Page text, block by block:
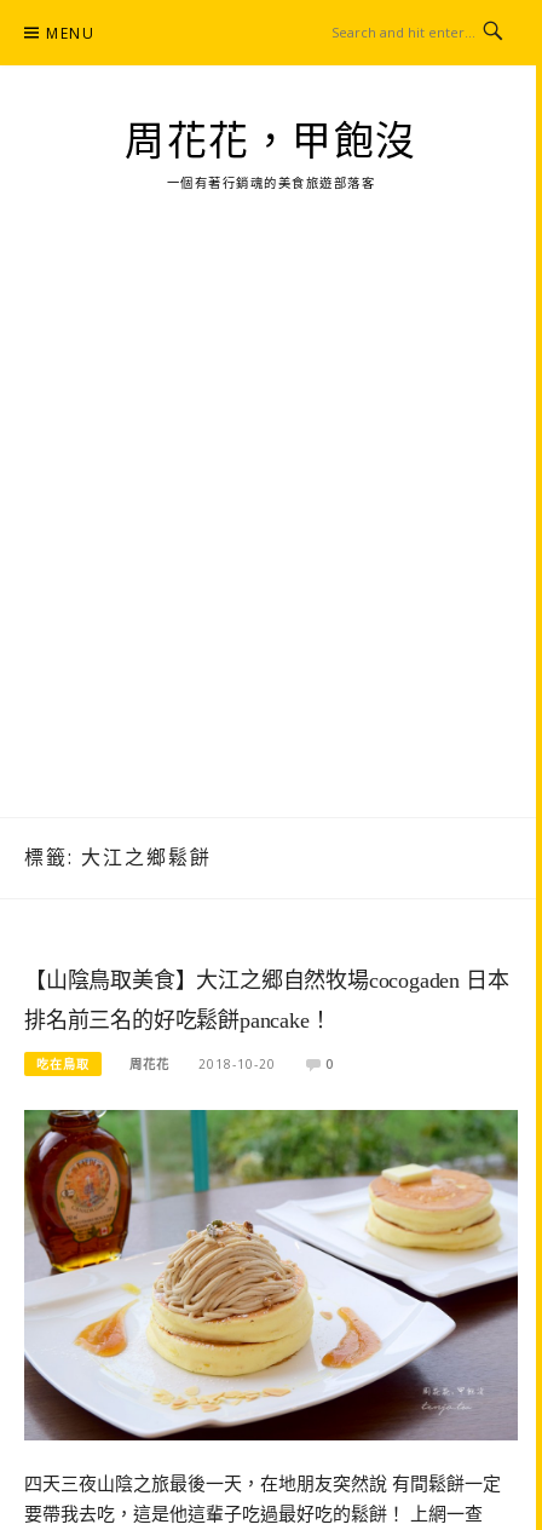
content
MENU
周花花，甲飽沒
一個有著行銷魂的美食旅遊部落客
標籤: 大江之鄉鬆餅
【山陰鳥取美食】大江之郷自然牧場cocogaden 日本
排名前三名的好吃鬆餅pancake！
吃在鳥取 周花花 2018-10-20 0
四天三夜山陰之旅最後一天，在地朋友突然說 有間鬆餅一定
要帶我去吃，這是他這輩子吃過最好吃的鬆餅！ 上網一查